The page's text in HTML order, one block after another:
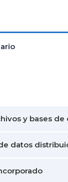
y bases de
datos